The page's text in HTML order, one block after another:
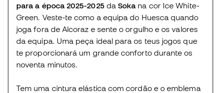
para a época 2025-2025daSoka na cor Ice White-
Green. Veste-te como a equipa do Huesca quando
joga fora de Alcoraz e sente o orgulho e os valores
da equipa. Uma peça ideal para os teus jogos que
te proporcionará um grande conforto durante os
noventa minutos.
Tem uma cintura elástica com cordão e o emblema